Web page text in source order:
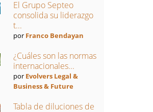
El Grupo Septeo
consolida su liderazgo
t...
por Franco Bendayan
¿Cuáles son las normas
internacionales...
por Evolvers Legal &
Business & Future
Tabla de diluciones de